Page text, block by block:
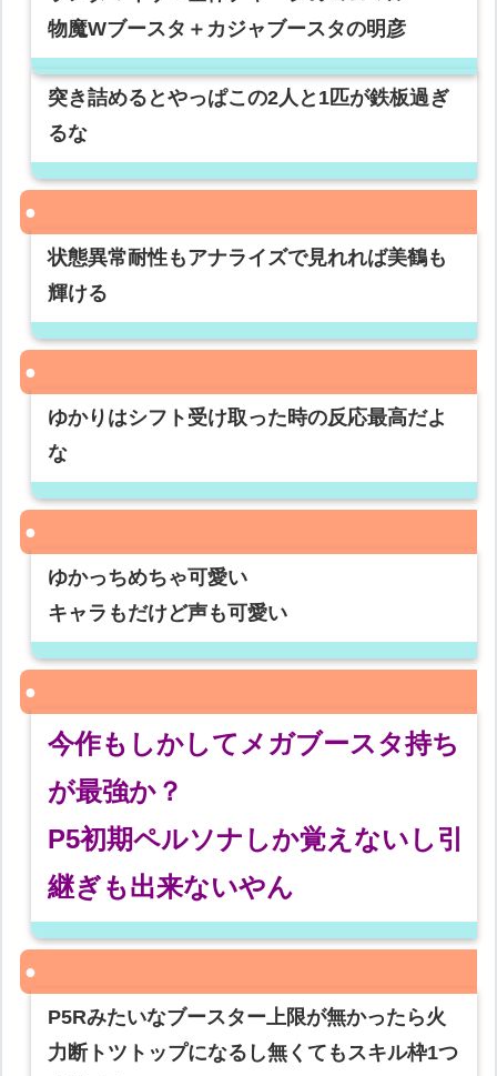
物魔Wブースタ＋カジャブースタの明彦
突き詰めるとやっぱこの2人と1匹が鉄板過ぎ
るな
状態異常耐性もアナライズで見れれば美鶴も
輝ける
ゆかりはシフト受け取った時の反応最高だよ
な
ゆかっちめちゃ可愛い
キャラもだけど声も可愛い
今作もしかしてメガブースタ持ち
が最強か？
P5初期ペルソナしか覚えないし引
継ぎも出来ないやん
P5Rみたいなブースター上限が無かったら火
力断トツトップになるし無くてもスキル枠1つ